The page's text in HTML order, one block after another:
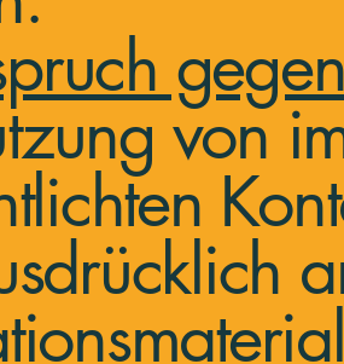
von